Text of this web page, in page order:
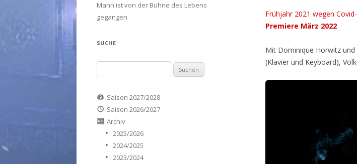
Frühjahr 2021 wegen
Premiere März 2022
Mit Dominique Horwitz und
(Klavier und Keyboard),
Mann ist von der Bühne des Lebens
gegangen
SUCHE
nach:
Saison 2027/2028
Saison 2026/2027
Archiv
2025/2026
2024/2025
2023/2024